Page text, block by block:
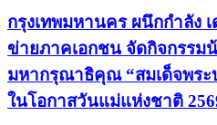
กรุงเทพมหานคร ผนึกกำลัง
ข่ายภาคเอกชน จัดกิจกรรม
มหากรุณาธิคุณ “สมเด็จพร
ในโอกาสวันแม่แห่งชาติ